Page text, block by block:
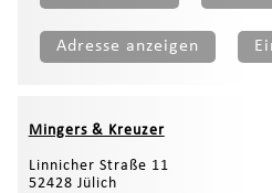
Adresse anzeigen
Mingers & Kreuzer
Linnicher Straße 11
52428 Jülich